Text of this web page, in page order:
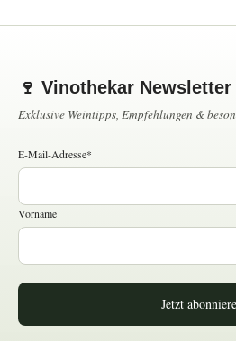
🍷 Vinothekar Newsletter
Exklusive Weintipps, Empfehlungen &
E-Mail-Adresse*
Vorname
Jetzt